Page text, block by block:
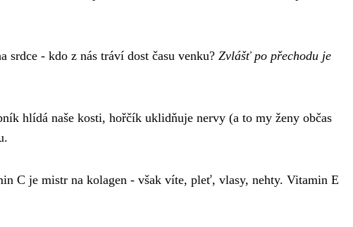
- kdo z nás tráví dost času venku? Zvlášť po přechodu je
hlídá naše kosti, hořčík uklidňuje nervy (a to my ženy občas
C je mistr na kolagen - však víte, pleť, vlasy, nehty. Vitamin E